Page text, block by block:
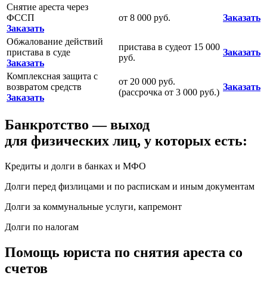
Снятие ареста через
ФССП
Заказать
от 8 000 руб. Заказать
Обжалование действий
пристава в суде
Заказать
пристава в судеот 15 000
руб.
Заказать
Комплексная защита с
возвратом средств
Заказать
от 20 000 руб.
(рассрочка от 3 000 руб.)
Заказать
Банкротство — выход
для физических лиц, у которых есть:
Кредиты и долги в банках и МФО
Долги перед физлицами и по распискам и иным документам
Долги за коммунальные услуги, капремонт
Долги по налогам
Помощь юриста по снятия ареста со
счетов